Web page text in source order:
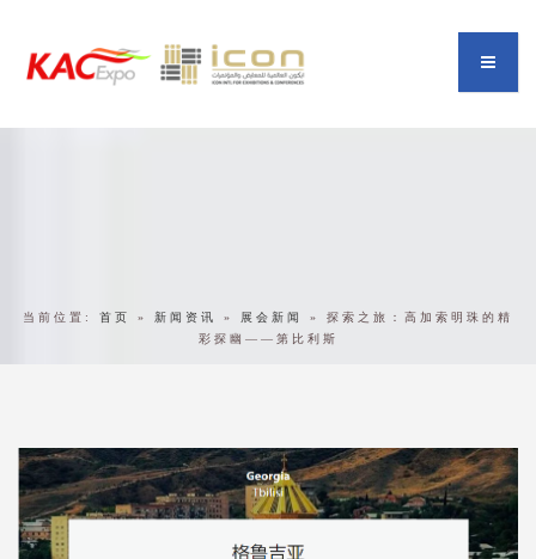
当前位置: 首页 » 新闻资讯 » 展会新闻 » 探索之旅：高加索明珠的精
彩探幽——第比利斯